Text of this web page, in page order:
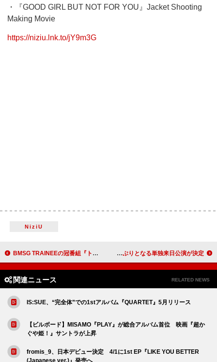
・『GOOD GIRL BUT NOT FOR YOU』Jacket Shooting
Making Movie
https://niziu.lnk.to/jY9m3G
NiziU
BMSG TRAINEEの冠番組『トレハン！』第3弾、STARGLOWを生み出した『THE LAST PIECE』出身の5人が出演 エンター・シカリ、14年ぶりとなる単独来日公演が決定
関連ニュース RELATED NEWS
IS:SUE、“完全体”での1stアルバム『QUARTET』5月リリース
【ビルボード】MISAMO『PLAY』が総合アルバム首位 映画『超か
ぐや姫！』サントラが上昇
fromis_9、日本デビュー決定 4/1に1st EP『LIKE YOU BETTER
(Japanese ver.)』発売へ